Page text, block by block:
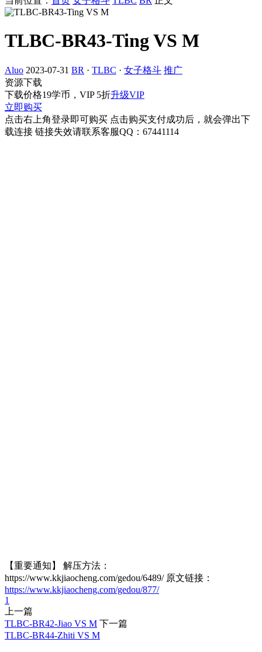
TLBC-BR43-Ting VS M
Aluo 2023-07-31 BR · TLBC · 女子格斗 推广
资源下载
下载价格19学币，VIP 5折升级VIP
立即购买
点击右上角登录即可购买 点击购买支付成功后，就会弹出下
载连接 链接失效请联系客服QQ：67441114
【重要通知】 解压方法：
https://www.kkjiaocheng.com/gedou/6489/ 原文链接：
https://www.kkjiaocheng.com/gedou/877/
1
上一篇
TLBC-BR42-Jiao VS M 下一篇
TLBC-BR44-Zhiti VS M